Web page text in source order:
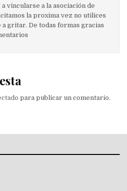
vincularse a la asociación de
la proxima vez no utilices
a gritar. De todas formas gracias
para publicar un comentario.